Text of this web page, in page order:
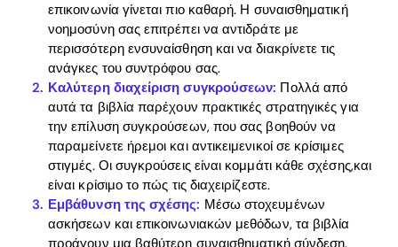
επικοινωνία γίνεται πιο καθαρή. Η συναισθηματική
νοημοσύνη σας επιτρέπει να αντιδράτε με
περισσότερη ενσυναίσθηση και να διακρίνετε τις
ανάγκες του συντρόφου σας.
Καλύτερη διαχείριση συγκρούσεων: Πολλά από
αυτά τα βιβλία παρέχουν πρακτικές στρατηγικές για
την επίλυση συγκρούσεων, που σας βοηθούν να
παραμείνετε ήρεμοι και αντικειμενικοί σε κρίσιμες
στιγμές. Οι συγκρούσεις είναι κομμάτι κάθε σχέσης,και
είναι κρίσιμο το πώς τις διαχειρίζεστε.
Εμβάθυνση της σχέσης: Μέσω στοχευμένων
ασκήσεων και επικοινωνιακών μεθόδων, τα βιβλία
προάγουν μια βαθύτερη συναισθηματική σύνδεση.